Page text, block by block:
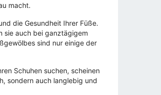
macht.
die Gesundheit Ihrer Füße.
sie auch bei ganztägigem
sind nur einige der
Schuhen suchen, scheinen
sondern auch langlebig und